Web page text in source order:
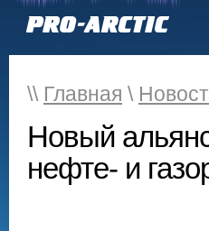
\\ Главная \
Новый
нефте- и